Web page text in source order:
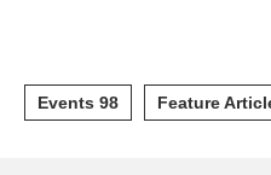
Events 98 Feature